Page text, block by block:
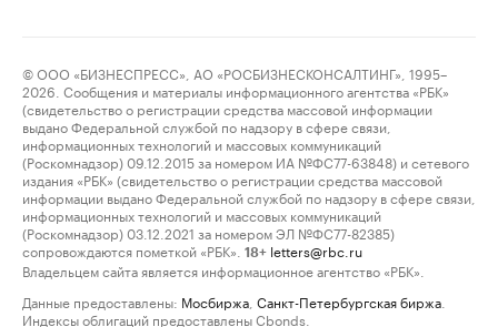
© ООО «БИЗНЕСПРЕСС», АО «РОСБИЗНЕСКОНСАЛТИНГ», 1995–
2026. Сообщения и материалы информационного агентства «РБК»
(свидетельство о регистрации средства массовой информации
выдано Федеральной службой по надзору в сфере связи,
информационных технологий и массовых коммуникаций
(Роскомнадзор) 09.12.2015 за номером ИА №ФС77-63848) и сетевого
издания «РБК» (свидетельство о регистрации средства массовой
информации выдано Федеральной службой по надзору в сфере связи,
информационных технологий и массовых коммуникаций
(Роскомнадзор) 03.12.2021 за номером ЭЛ №ФС77-82385)
сопровождаются пометкой «РБК».
18+ letters@rbc.ru
Владельцем сайта является информационное агентство «РБК».
Данные предоставлены: Мосбиржа Санкт-Петербургская биржа
Индексы облигаций предоставлены Cbonds.